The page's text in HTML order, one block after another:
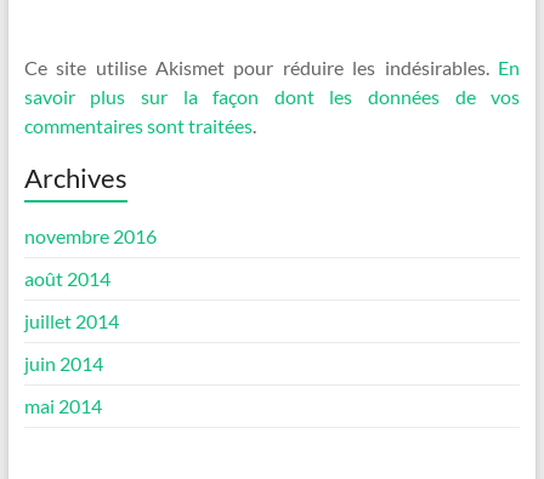
Ce site utilise Akismet pour réduire les indésirables. En
savoir plus sur la façon dont les données de vos
commentaires sont traitées.
Archives
novembre 2016
août 2014
juillet 2014
juin 2014
mai 2014